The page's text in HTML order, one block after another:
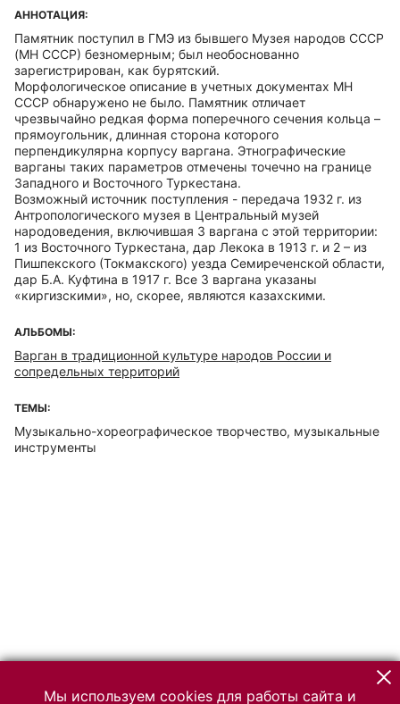
АННОТАЦИЯ:
Памятник поступил в ГМЭ из бывшего Музея народов СССР
(МН СССР) безномерным; был необоснованно
зарегистрирован, как бурятский.
Морфологическое описание в учетных документах МН
СССР обнаружено не было. Памятник отличает
чрезвычайно редкая форма поперечного сечения кольца –
прямоугольник, длинная сторона которого
перпендикулярна корпусу варгана. Этнографические
варганы таких параметров отмечены точечно на границе
Западного и Восточного Туркестана.
Возможный источник поступления - передача 1932 г. из
Антропологического музея в Центральный музей
народоведения, включившая 3 варгана с этой территории:
1 из Восточного Туркестана, дар Лекока в 1913 г. и 2 – из
Пишпекского (Токмакского) уезда Семиреченской области,
дар Б.А. Куфтина в 1917 г. Все 3 варгана указаны
«киргизскими», но, скорее, являются казахскими.
АЛЬБОМЫ:
Варган в традиционной культуре народов России и
сопредельных территорий
ТЕМЫ:
Музыкально-хореографическое творчество, музыкальные
инструменты
Мы используем cookies для работы сайта и